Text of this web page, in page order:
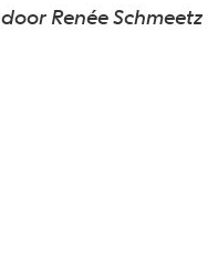
door Renée Schmeetz